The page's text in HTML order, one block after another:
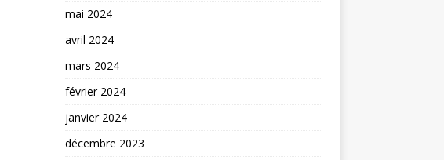
mai 2024
avril 2024
mars 2024
février 2024
janvier 2024
décembre 2023